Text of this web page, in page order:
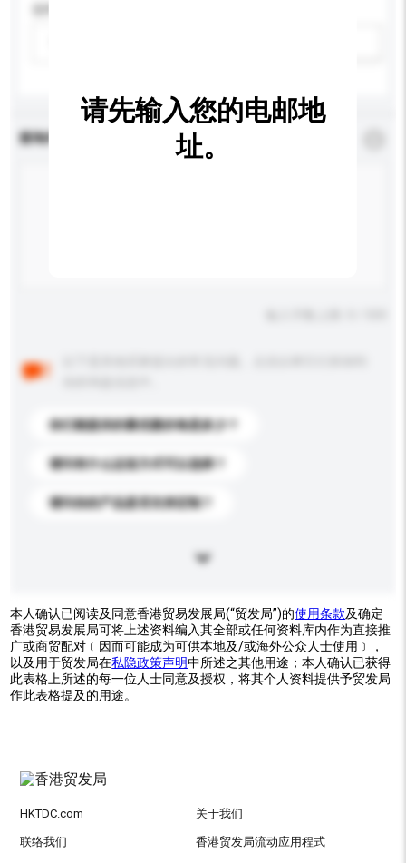
查询内容
你们能提供的最优惠价格是多少？
请问有什么运送方式可以选择？
请问你的产品是否支持定制？
请先输入您的电邮地
址。
本人确认已阅读及同意香港贸易发展局(“贸发局”)的使用条款及确定
香港贸易发展局可将上述资料编入其全部或任何资料库内作为直接推
广或商贸配对﹝因而可能成为可供本地及/或海外公众人士使用﹞，
以及用于贸发局在私隐政策声明中所述之其他用途；本人确认已获得
此表格上所述的每一位人士同意及授权，将其个人资料提供予贸发局
作此表格提及的用途。
HKTDC.com 关于我们
联络我们 香港贸发局流动应用程式